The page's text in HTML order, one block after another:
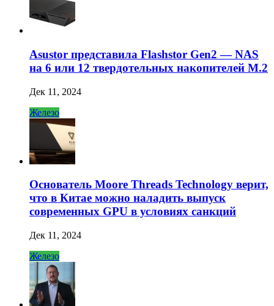
Asustor представила Flashstor Gen2 — NAS
на 6 или 12 твердотельных накопителей M.2
Дек 11, 2024
Железо
Основатель Moore Threads Technology верит,
что в Китае можно наладить выпуск
современных GPU в условиях санкций
Дек 11, 2024
Железо